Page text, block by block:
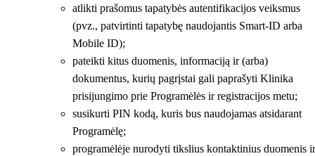
atlikti prašomus tapatybės autentifikacijos veiksmus
(pvz., patvirtinti tapatybę naudojantis Smart-ID arba
Mobile ID);
pateikti kitus duomenis, informaciją ir (arba)
dokumentus, kurių pagrįstai gali paprašyti Klinika
prisijungimo prie Programėlės ir registracijos metu;
susikurti PIN kodą, kuris bus naudojamas atsidarant
Programėlę;
programėlėje nurodyti tikslius kontaktinius duomenis ir